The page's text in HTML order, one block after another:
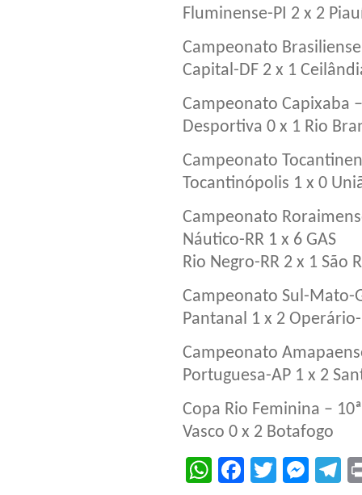
Fluminense-PI 2 x 2
Campeonato
Capital-DF 2 x 1
Campeonato Capixaba
Desportiva 0 x 1 Rio
Campeonato
Tocantinópolis 1 x 0
Campeonato
Náutico-RR 1 x 6 GAS
Rio Negro-RR 2 x 1 São
Campeonato Sul-Mato-
Pantanal 1 x 2
Campeonato
Portuguesa-AP 1 x 2
Copa Rio Feminina –
Vasco 0 x 2 Botafogo
WhatsApp
Facebook
Twitter